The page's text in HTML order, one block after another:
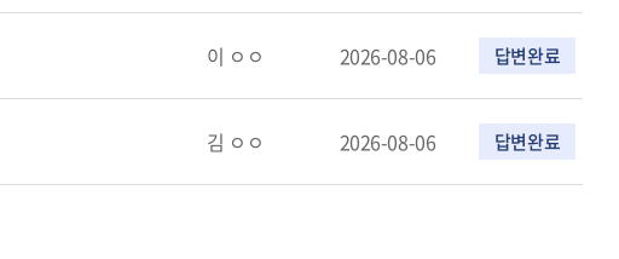
이 ㅇㅇ 2026-08-06 답변완료
김 ㅇㅇ 2026-08-06 답변완료